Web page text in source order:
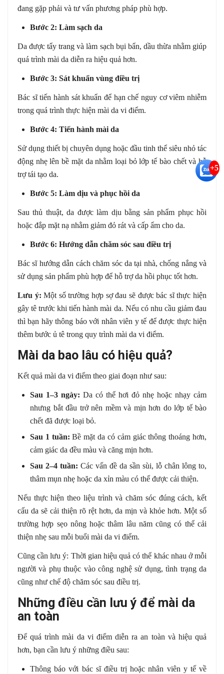
đang gặp phải và tư vấn phương pháp phù hợp.
Bước 2: Làm sạch da
Da được tẩy trang và làm sạch bụi bẩn, dầu thừa nhằm giúp
quá trình mài da diễn ra hiệu quả hơn.
Bước 3: Sát khuẩn vùng điều trị
Bác sĩ tiến hành sát khuẩn để hạn chế nguy cơ viêm nhiễm
trong quá trình thực hiện mài da vi điểm.
Bước 4: Tiến hành mài da
Sử dụng thiết bị chuyên dụng hoặc đầu tinh thể siêu nhỏ tác
động nhẹ lên bề mặt da nhằm loại bỏ lớp tế bào chết và hỗ
trợ tái tạo da.
Bước 5: Làm dịu và phục hồi da
Sau thủ thuật, da được làm dịu bằng sản phẩm phục hồi
hoặc đắp mặt nạ nhằm giảm đỏ rát và cấp ẩm cho da.
Bước 6: Hướng dẫn chăm sóc sau điều trị
Bác sĩ hướng dẫn cách chăm sóc da tại nhà, chống nắng và
sử dụng sản phẩm phù hợp để hỗ trợ da hồi phục tốt hơn.
Lưu ý:Một số trường hợp sợ đau sẽ được bác sĩ thực hiện
gây tê trước khi tiến hành mài da. Nếu có nhu cầu giảm đau
thì bạn hãy thông báo với nhân viên y tế để được thực hiện
thêm bước ủ tê trong quy trình mài da vi điểm.
Mài da bao lâu có hiệu quả?
Kết quả mài da vi điểm theo giai đoạn như sau:
Sau 1–3 ngày: Da có thể hơi đỏ nhẹ hoặc nhạy cảm
nhưng bắt đầu trở nên mềm và mịn hơn do lớp tế bào
chết đã được loại bỏ.
Sau 1 tuần: Bề mặt da có cảm giác thông thoáng hơn,
cảm giác da đều màu và căng mịn hơn.
Sau 2–4 tuần: Các vấn đề da sần sùi, lỗ chân lông to,
thâm mụn nhẹ hoặc da xỉn màu có thể được cải thiện.
Nếu thực hiện theo liệu trình và chăm sóc đúng cách, kết
cấu da sẽ cải thiện rõ rệt hơn, da mịn và khỏe hơn. Một số
trường hợp sẹo nông hoặc thâm lâu năm cũng có thể cải
thiện nhẹ sau mỗi buổi mài da vi điểm.
Cũng cần lưu ý: Thời gian hiệu quả có thể khác nhau ở mỗi
người và phụ thuộc vào công nghệ sử dụng, tình trạng da
cũng như chế độ chăm sóc sau điều trị.
Những điều cần lưu ý để mài da
an toàn
Để quá trình mài da vi điểm diễn ra an toàn và hiệu quả
hơn, bạn cần lưu ý những điều sau:
Thông báo với bác sĩ điều trị hoặc nhân viên y tế về
+5